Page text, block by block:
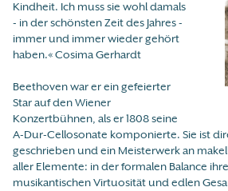
Kindheit. Ich muss sie wohl damals
- in der schönsten Zeit des Jahres -
immer und immer wieder gehört
haben.« Cosima Gerhardt
Beethoven war er ein gefeierter
Star auf den Wiener
Konzertbühnen, als er 1808 seine
A-Dur-Cellosonate komponierte. Sie ist
geschrieben und ein Meisterwerk an
aller Elemente: in der formalen Balance
musikantischen Virtuosität und edlen